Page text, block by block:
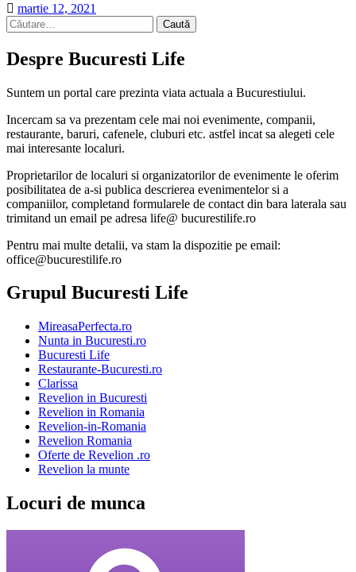
martie 12, 2021
Caută
după:
Despre Bucuresti Life
Suntem un portal care prezinta viata actuala a Bucurestiului.
Incercam sa va prezentam cele mai noi evenimente, companii,
restaurante, baruri, cafenele, cluburi etc. astfel incat sa alegeti cele
mai interesante localuri.
Proprietarilor de localuri si organizatorilor de evenimente le oferim
posibilitatea de a-si publica descrierea evenimentelor si a
companiilor, completand formularele de contact din bara laterala sau
trimitand un email pe adresa life@ bucurestilife.ro
Pentru mai multe detalii, va stam la dispozitie pe email:
office@bucurestilife.ro
Grupul Bucuresti Life
MireasaPerfecta.ro
Nunta in Bucuresti.ro
Bucuresti Life
Restaurante-Bucuresti.ro
Clarissa
Revelion in Bucuresti
Revelion in Romania
Revelion-in-Romania
Revelion Romania
Oferte de Revelion .ro
Revelion la munte
Locuri de munca